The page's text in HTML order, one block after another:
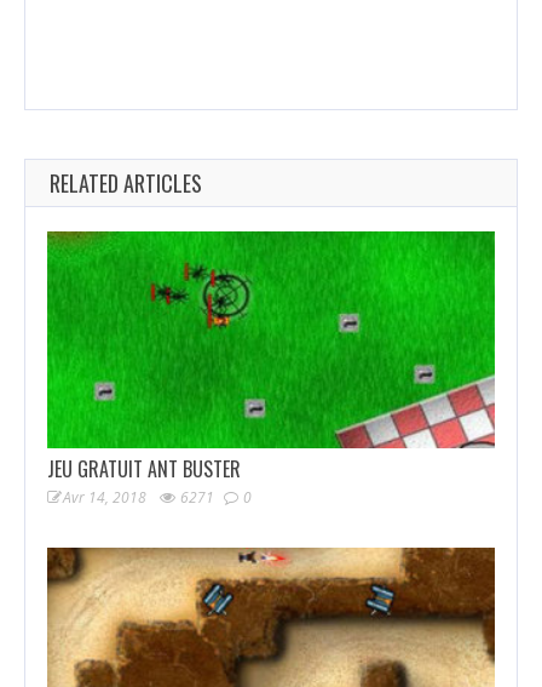
RELATED ARTICLES
JEU GRATUIT ANT BUSTER
Avr 14, 2018 6271 0